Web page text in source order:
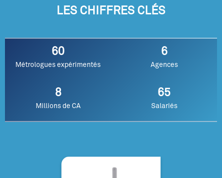
LES CHIFFRES CLÉS
60
Métrologues expérimentés
6
Agences
8
Millions de CA
65
Salariés